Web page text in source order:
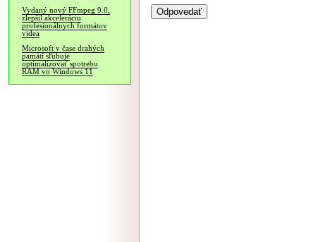
Vydaný nový FFmpeg 9.0,
zlepšil akceleráciu
profesionálnych formátov
videa
Microsoft v čase drahých
pamätí sľubuje
optimalizovať spotrebu
RAM vo Windows 11